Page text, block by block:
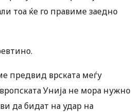
тоа ќе го правиме заедно
предвид врската меѓу
Унија не мора нужно
да бидат на удар на